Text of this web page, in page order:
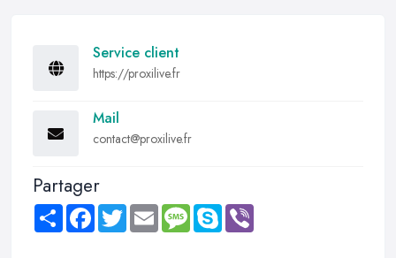
Service client
https://proxilive.fr
Mail
contact@proxilive.fr
Partager
Share FacebookTwitter Email MessageSkype